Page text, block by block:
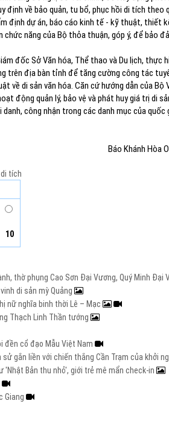
định về bảo quản, tu bổ, phục hồi di tích theo
định dự án, báo cáo kinh tế - kỹ thuật, thiết
chức năng của Bộ thỏa thuận, góp ý, để bảo
đốc Sở Văn hóa, Thể thao và Du lịch, thực
trên địa bàn tỉnh để tăng cường công tác
về di sản văn hóa. Căn cứ hướng dẫn của
động quản lý, bảo vệ và phát huy giá trị di
công nhận trong các danh mục của quốc
Báo Khánh Hòa
di tích
10
thờ phụng Cao Sơn Đại Vương, Quý Minh Đại
di sản mỳ Quảng
nữ nghĩa binh thời Lê – Mạc
Thạch Linh Thần tướng
đền cổ đạo Mẫu Việt Nam
sử gắn liền với chiến thắng Cần Trạm của khởi
'Nhật Bản thu nhỏ', giới trẻ mê mẩn check-in
Giang